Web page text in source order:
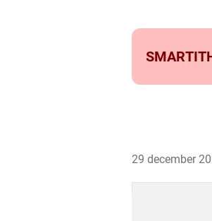
29 december